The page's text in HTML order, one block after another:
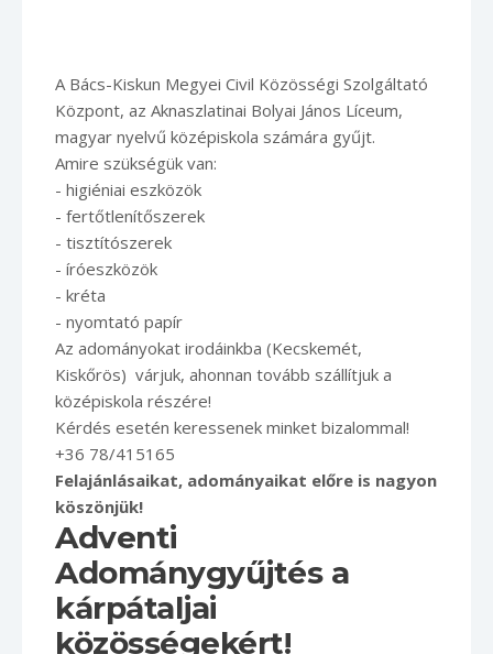
A Bács-Kiskun Megyei Civil Közösségi Szolgáltató
Központ, az Aknaszlatinai Bolyai János Líceum,
magyar nyelvű középiskola számára gyűjt.
Amire szükségük van:
- higiéniai eszközök
- fertőtlenítőszerek
- tisztítószerek
- íróeszközök
- kréta
- nyomtató papír
Az adományokat irodáinkba (Kecskemét,
Kiskőrös) várjuk, ahonnan tovább szállítjuk a
középiskola részére!
Kérdés esetén keressenek minket bizalommal!
+36 78/415165
Felajánlásaikat, adományaikat előre is nagyon
köszönjük!
Adventi
Adománygyűjtés a
kárpátaljai
közösségekért!